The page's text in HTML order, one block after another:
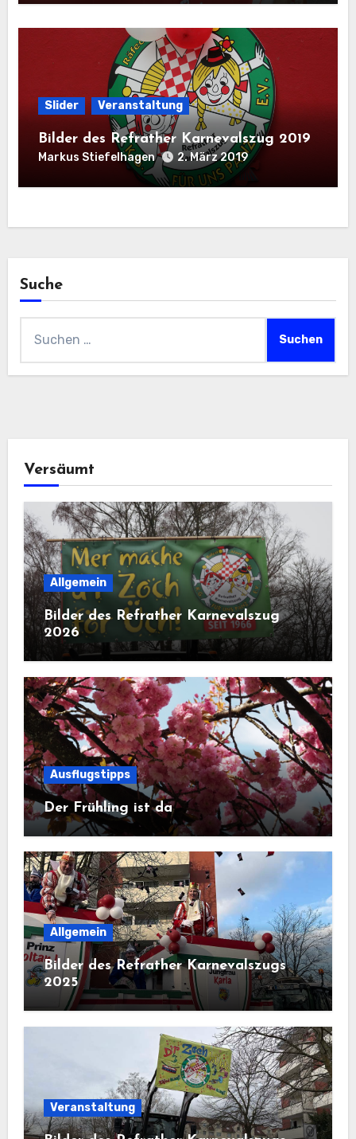
Slider Veranstaltung
Bilder des Refrather Karnevalszug 2019
Markus Stiefelhagen 2. März 2019
Suche
Versäumt
Allgemein
Bilder des Refrather Karnevalszug
2026
Ausflugstipps
Der Frühling ist da
Allgemein
Bilder des Refrather Karnevalszugs
2025
Veranstaltung